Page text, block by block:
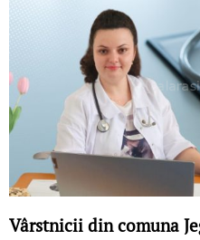
Vârstnicii din comuna